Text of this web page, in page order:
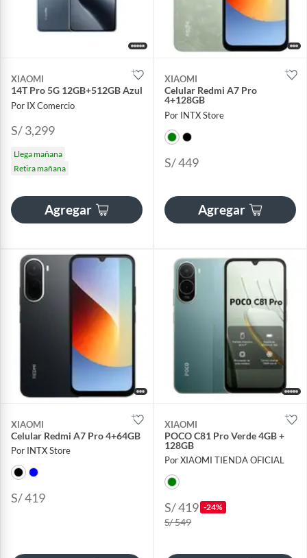
XIAOMI
14T Pro 5G 12GB+512GB Azul
Por IX Comercio
S/ 3,299
Llega mañana
Retira mañana
Agregar
XIAOMI
Celular Redmi A7 Pro
4+128GB
Por INTX Store
S/ 449
Agregar
XIAOMI
Celular Redmi A7 Pro 4+64GB
Por INTX Store
S/ 419
XIAOMI
POCO C81 Pro Verde 4GB +
128GB
Por XIAOMI TIENDA OFICIAL
S/ 419 -24%
S/ 549